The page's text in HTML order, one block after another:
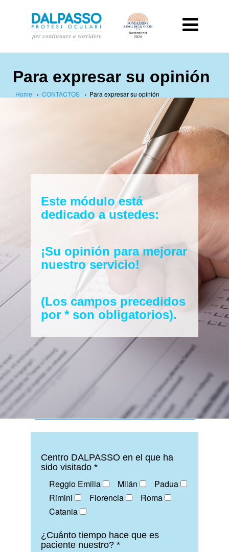
Para expresar su opinión
Home › CONTACTOS › Para expresar su opinión
Este módulo está
dedicado a ustedes:
¡Su opinión para mejorar
nuestro servicio!
(Los campos precedidos
por * son obligatorios).
Centro DALPASSO en el que ha
sido visitado *
Reggio Emilia Milán
Padua
Rimini
Florencia
Roma
Catania
¿Cuánto tiempo hace que es
paciente nuestro? *